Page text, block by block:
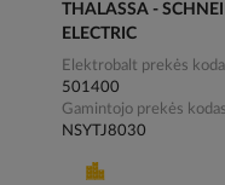
THALASSA -
ELECTRIC
Elektrobalt prekės
501400
Gamintojo prekės kodas
NSYTJ8030